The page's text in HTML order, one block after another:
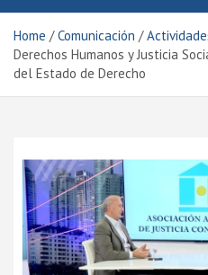
Home Comunicación
Derechos Humanos y Justicia
del Estado de Derecho